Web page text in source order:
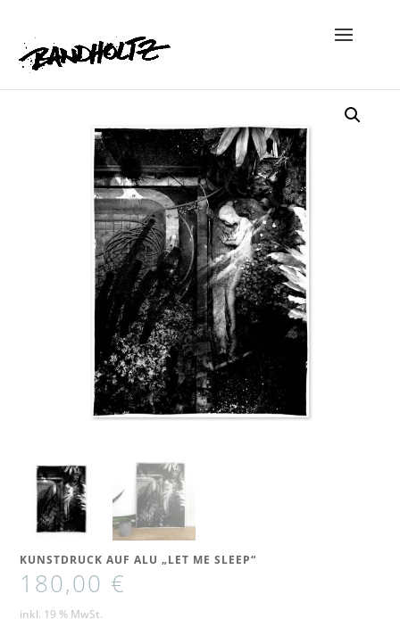
KUNSTDRUCK AUF ALU „LET ME SLEEP“
180,00 €
inkl. 19 % MwSt.